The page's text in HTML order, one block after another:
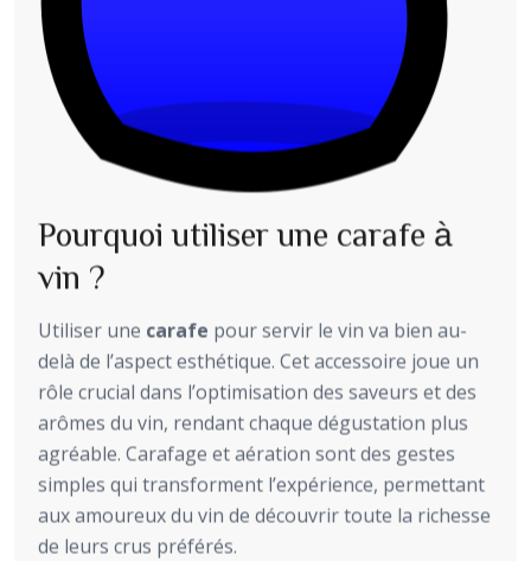
Pourquoi utiliser une carafe à
vin ?
Utiliser une carafe pour servir le vin va bien au-
delà de l’aspect esthétique. Cet accessoire joue un
rôle crucial dans l’optimisation des saveurs et des
arômes du vin, rendant chaque dégustation plus
agréable. Carafage et aération sont des gestes
simples qui transforment l’expérience, permettant
aux amoureux du vin de découvrir toute la richesse
de leurs crus préférés.